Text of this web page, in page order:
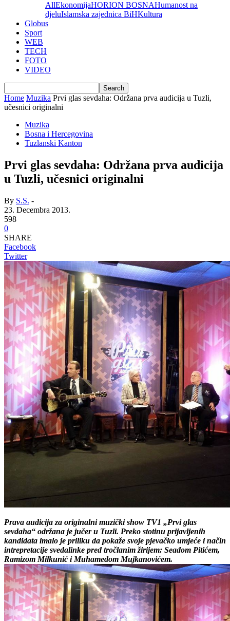
AllEkonomijaHORION BOSNAHumanost na
djeluIslamska zajednica BiHKultura
Globus
Sport
WEB
TECH
FOTO
VIDEO
Home Muzika Prvi glas sevdaha: Održana prva audicija u Tuzli,
učesnici originalni
Muzika
Bosna i Hercegovina
Tuzlanski Kanton
Prvi glas sevdaha: Održana prva audicija
u Tuzli, učesnici originalni
By S.S. -
23. Decembra 2013.
598
0
SHARE
Facebook
Twitter
Prava audicija za originalni muzički show TV1 „Prvi glas
sevdaha“ održana je jučer u Tuzli. Preko stotinu prijavljenih
kandidata imalo je priliku da pokaže svoje pjevačko umjeće i način
intrepretacije svedalinke pred tročlanim žirijem: Seadom Pitićem,
Ramizom Milkunić i Muhamedom Mujkanovićem.